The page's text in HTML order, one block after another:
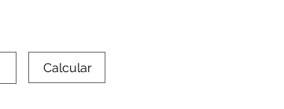
Calcular